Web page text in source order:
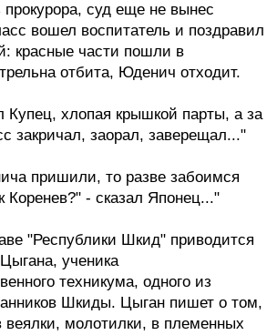
прокурора, суд еще не вынес
вошел воспитатель и поздравил
красные части пошли в
отбита, Юденич отходит.
Купец, хлопая крышкой парты, а за
закричал, заорал, заверещал..."
пришили, то разве забоимся
Коренев?" - сказал Японец..."
"Республики Шкид" приводится
ученика
техникума, одного из
Шкиды. Цыган пишет о том,
веялки, молотилки, в племенных